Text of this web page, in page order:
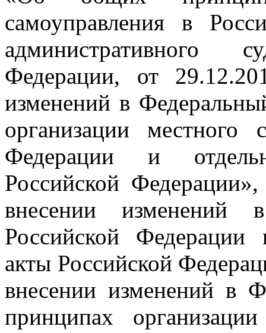
самоуправления в
административного
Федерации, от
изменений в
организации местного
Федерации и
Российской
внесении изменений
Российской Федерации
акты Российской
внесении изменений в
принципах